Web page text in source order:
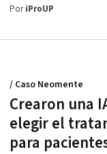
PoriProUP
Crearon una
elegir el
para
/ Caso Neomente